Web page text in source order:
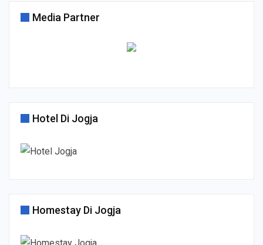
Media Partner
Hotel Di Jogja
Homestay Di Jogja